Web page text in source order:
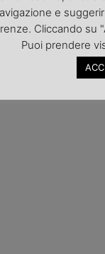
e
Cliccando su
Puoi prendere